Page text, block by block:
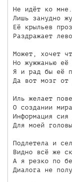
Не идёт ко
Лишь занудно
Её крыльев
Раздражает
Может, хочет
Но жужжанью её
Я и рад бы её
Да вот мозг от
Иль желает
О создании
Информация сия
Для моей
Подлетела и
Видно всё же
А я резко по
Диалога не